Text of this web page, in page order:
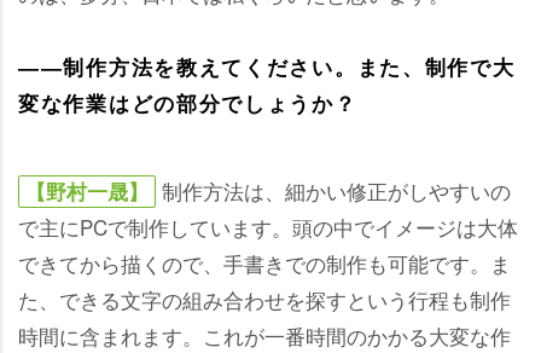
――制作方法を教えてください。また、制作で大
変な作業はどの部分でしょうか？
【野村一晟】
制作方法は、細かい修正がしやすいの
で主にPCで制作しています。頭の中でイメージは大体
できてから描くので、手書きでの制作も可能です。ま
た、できる文字の組み合わせを探すという行程も制作
時間に含まれます。これが一番時間のかかる大変な作